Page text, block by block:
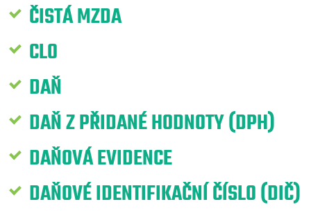
ČISTÁ MZDA
CLO
DAŇ
DAŇ Z PŘIDANÉ HODNOTY (DPH)
DAŇOVÁ EVIDENCE
DAŇOVÉ IDENTIFIKAČNÍ ČÍSLO (DIČ)